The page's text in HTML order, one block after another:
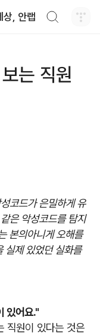
상, 안랩
는 직원
코드가 은밀하게 유
은 악성코드를 탐지
본의아니게 오해를
실제 있었던 실화를
있어요."
직원이 있다는 것은